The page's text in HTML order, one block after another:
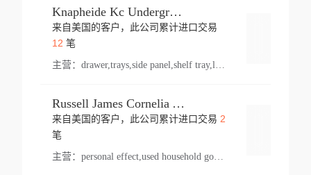
Knapheide Kc Underground
来自美国的客户，此公司累计进口交易
12 笔
主营：
Russell James Cornelia Arlington Va
来自美国的客户，此公司累计进口交易 2
笔
主营： personal effect,used household goods